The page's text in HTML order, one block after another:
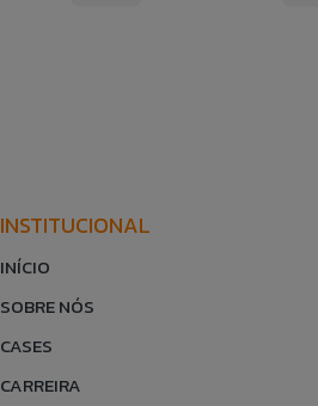
INSTITUCIONAL
INÍCIO
SOBRE NÓS
CASES
CARREIRA